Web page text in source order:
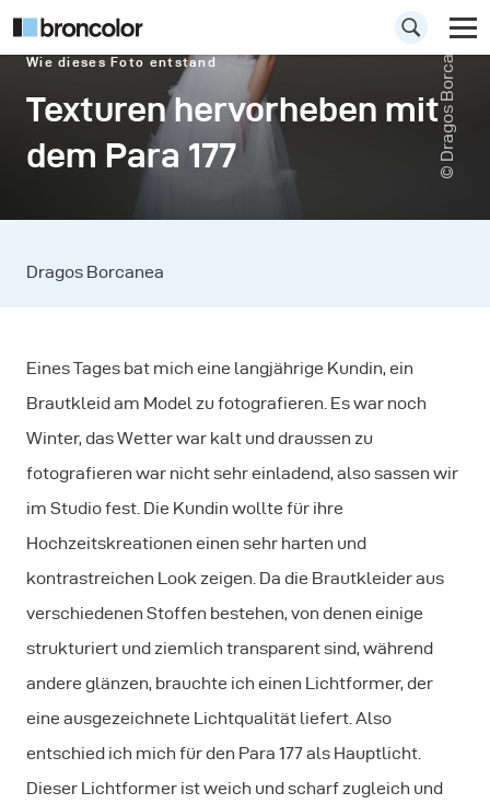
Wie dieses Foto entstand
Texturen hervorheben mit
dem Para 177
© Dragos Borcanea
Dragos Borcanea
Eines Tages bat mich eine langjährige Kundin, ein
Brautkleid am Model zu fotografieren. Es war noch
Winter, das Wetter war kalt und draussen zu
fotografieren war nicht sehr einladend, also sassen wir
im Studio fest. Die Kundin wollte für ihre
Hochzeitskreationen einen sehr harten und
kontrastreichen Look zeigen. Da die Brautkleider aus
verschiedenen Stoffen bestehen, von denen einige
strukturiert und ziemlich transparent sind, während
andere glänzen, brauchte ich einen Lichtformer, der
eine ausgezeichnete Lichtqualität liefert. Also
entschied ich mich für den Para 177 als Hauptlicht.
Dieser Lichtformer ist weich und scharf zugleich und